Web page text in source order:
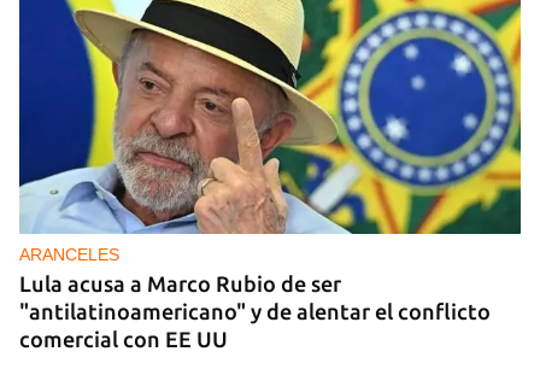
DONACIONES
China entrega otros 5.000 sistemas fotovoltaicos
para zonas rurales de Cuba
ARANCELES
Lula acusa a Marco Rubio de ser
"antilatinoamericano" y de alentar el conflicto
comercial con EE UU